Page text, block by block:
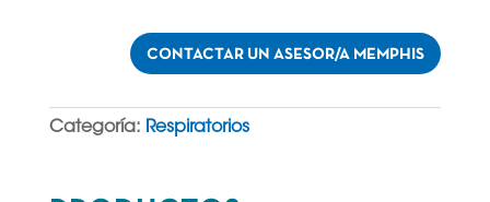
CONTACTAR UN ASESOR/A MEMPHIS
Categoría: Respiratorios